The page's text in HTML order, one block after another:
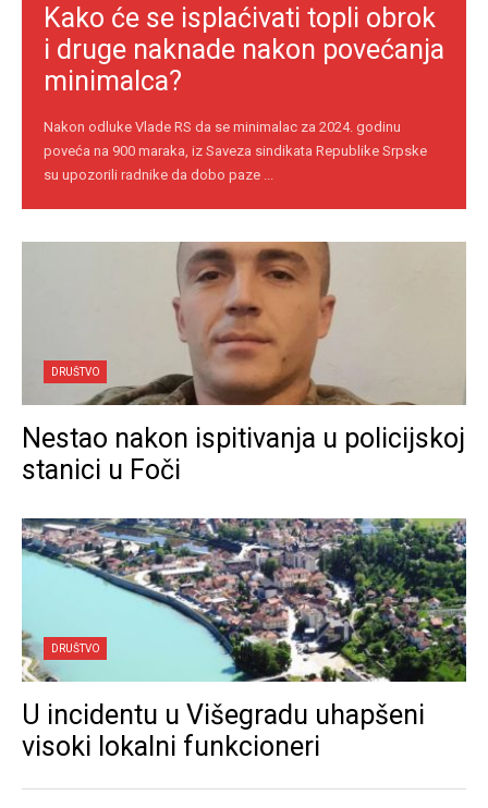
Kako će se isplaćivati topli obrok
i druge naknade nakon povećanja
minimalca?
Nakon odluke Vlade RS da se minimalac za 2024. godinu
poveća na 900 maraka, iz Saveza sindikata Republike Srpske
su upozorili radnike da dobo paze ...
DRUŠTVO
Nestao nakon ispitivanja u policijskoj
stanici u Foči
DRUŠTVO
U incidentu u Višegradu uhapšeni
visoki lokalni funkcioneri